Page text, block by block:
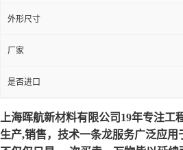
外形尺寸
厂家
是否进口
上海晖航新材料有限公司19年专注工
生产,销售，技术一条龙服务广泛应